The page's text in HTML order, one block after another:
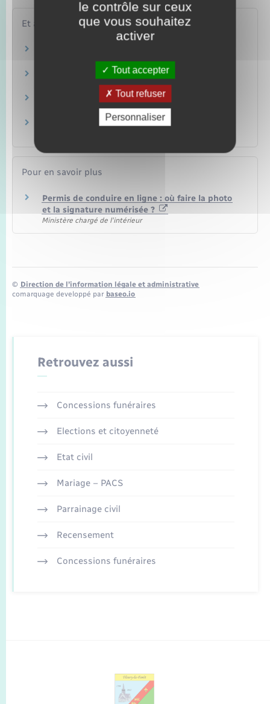
Et aussi
Transports – Mobilité
Secteurs d'activité
Argent – Impôts – Consommation
Ambulance et véhicule sanitaire léger (VSL)
Pour en savoir plus
Permis de conduire en ligne : où faire la photo
et la signature numérisée ?
Ministère chargé de l'intérieur
© Direction de l’information légale et administrative
comarquage developpé par baseo.io
Retrouvez aussi
Concessions funéraires
Elections et citoyenneté
Etat civil
Mariage – PACS
Parrainage civil
Recensement
Concessions funéraires
le contrôle sur ceux
que vous souhaitez
activer
Tout accepter
Tout refuser
Personnaliser